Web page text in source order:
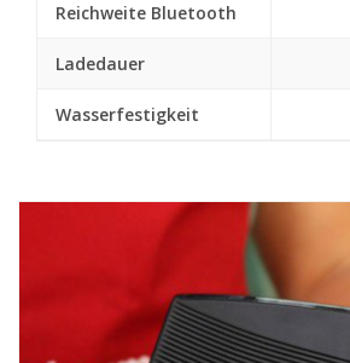
Reichweite Bluetooth
Ladedauer
Wasserfestigkeit